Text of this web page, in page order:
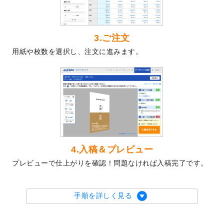
DMのデザインテンプレートを追加しまし
た。
【新商品】ステッカー
なりました！
2024年版4月始まりのカレンダーデザイン
テンプレートを公開いたしました。
2024年辰年の年賀ポスターデザインテンプ
レート
を公開いたしました。
箔押し年賀状のデザインテンプレート
開いたしました。
クリアファイル、封筒、うちわにてオリジ
ナルデザインで作成できるようになりまし
た！
を公開いたしました。
2023/9/1
2024年版1月始まりのカレンダーデザイン
3.ご注文
用紙や枚数を選択し、注文に進みます。
4.入稿＆プレビュー
プレビューで仕上がりを確認！問題なければ入稿完了です。
手順を詳しく見る